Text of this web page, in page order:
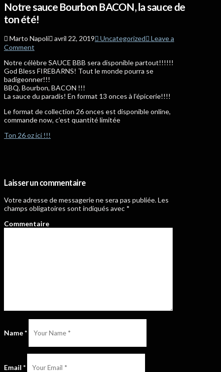
Notre sauce Bourbon BACON, la sauce de
ton été!
Marto Napoli avril 22, 2019 Uncategorized
Leave a
Comment
Notre célèbre SAUCE BBB sera disponible partout!!!!!!
God Bless FIREBARNS! Tout le monde pourra se
badigeonner!!!
BBQ, Bourbon, BACON !!!
La sauce du paradis! En format 13 onces à l’épicerie!!!!
Le format de collection 26 onces est disponible online,
commande now, c’est quantité limitée
Ton 26 oz ici !!!
Laisser un commentaire
Votre adresse de messagerie ne sera pas publiée.Les
champs obligatoires sont indiqués avec *
Commentaire
Name*
Email *